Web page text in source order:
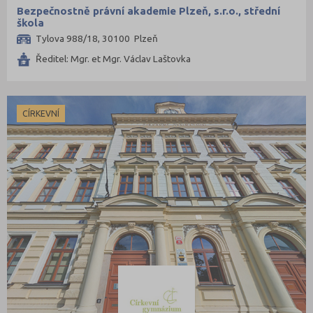
Mělník (10)
Mladá Boleslav (19)
Nymburk (15)
Olomouc (35)
Opava (19)
Ostrava-město (48)
Pardubice (24)
Pelhřimov (11)
Písek (12)
Plzeň-jih (3)
Plzeň-město (30)
Plzeň-sever (2)
Šance na přijetí
Bezpečnostně právní akademie Plzeň, s.r.o., střední
škola
Tylova 988/18, 30100 Plzeň
Ředitel: Mgr. et Mgr. Václav Laštovka
CÍRKEVNÍ